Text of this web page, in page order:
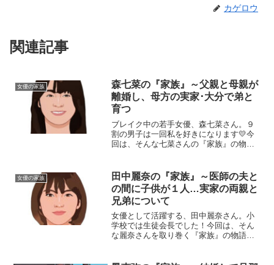
カゲロウ
関連記事
女優の家族
森七菜の『家族』～父親と母親が
離婚し、母方の実家･大分で弟と
育つ
ブレイク中の若手女優、森七菜さん。９
割の男子は一回私を好きになります💛今
回は、そんな七菜さんの『家族』の物語
日身長：154cm血液型：A型出身地：大分
県（大阪府生ま...
女優の家族
田中麗奈の『家族』～医師の夫と
の間に子供が１人…実家の両親と
兄弟について
女優として活躍する、田中麗奈さん。小
学校では生徒会長でした！今回は、そん
な麗奈さんを取り巻く『家族』の物語で